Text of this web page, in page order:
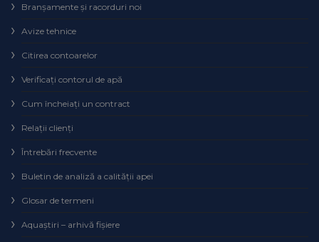
Branșamente și racorduri noi
Avize tehnice
Citirea contoarelor
Verificaţi contorul de apă
Cum încheiaţi un contract
Relaţii clienţi
Întrebări frecvente
Buletin de analiză a calităţii apei
Glosar de termeni
Aquaștiri – arhivă fișiere